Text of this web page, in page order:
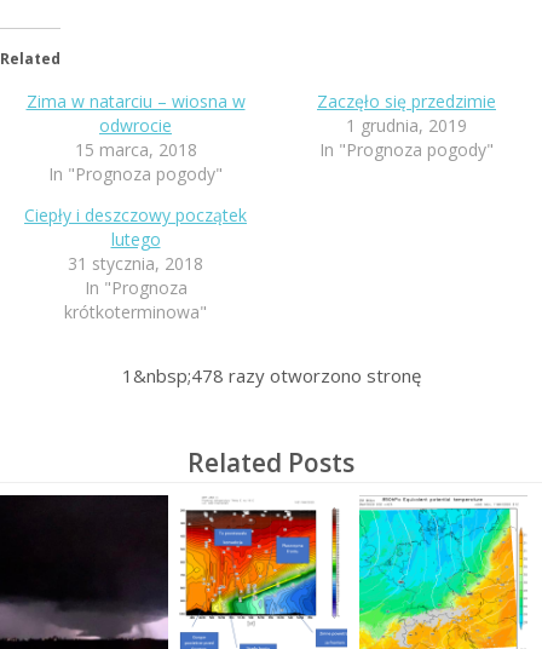
Related
Zima w natarciu – wiosna w
odwrocie
15 marca, 2018
In "Prognoza pogody"
Zaczęło się przedzimie
1 grudnia, 2019
In "Prognoza pogody"
Ciepły i deszczowy początek
lutego
31 stycznia, 2018
In "Prognoza
krótkoterminowa"
1&nbsp;478 razy otworzono stronę
Related Posts